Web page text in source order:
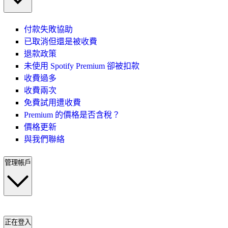
付款失敗協助
已取消但還是被收費
退款政策
未使用 Spotify Premium 卻被扣款
收費過多
收費兩次
免費試用遭收費
Premium 的價格是否含稅？
價格更新
與我們聯絡
管理帳戶
正在登入